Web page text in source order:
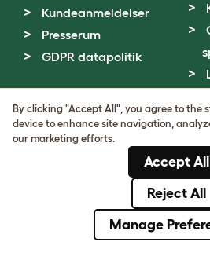
Kundeanmeldelser
Presserum
GDPR datapolitik
Omlet forum
By clicking "Accept All", you agree to the
device to enhance site navigation,
our marketing efforts.
Accept All
Reject All
Manage